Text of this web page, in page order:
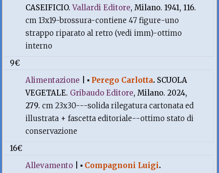
CASEIFICIO.Vallardi Editore, Milano. 1941, 116.
cm 13x19-brossura-contiene 47 figure-uno
strappo riparato al retro (vedi imm)-ottimo
interno
9€
Alimentazione |▪ Perego Carlotta. SCUOLA
VEGETALE. Gribaudo Editore, Milano. 2024,
279.cm 23x30---solida rilegatura cartonata ed
illustrata + fascetta editoriale--ottimo stato di
conservazione
16€
Allevamento |▪ Compagnoni Luigi.